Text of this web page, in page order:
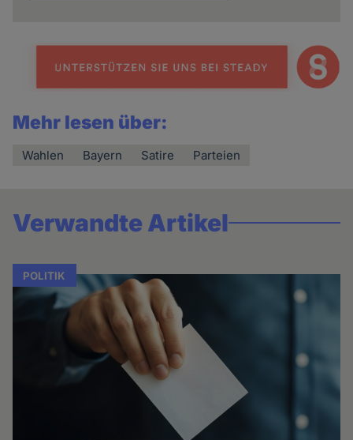
Mehr lesen über:
Wahlen Bayern Satire Parteien
Verwandte Artikel
POLITIK